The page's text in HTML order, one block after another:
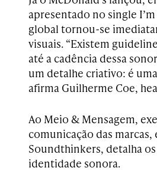
apresentado no single
global tornou-se
visuais. “Existem
até a cadência dessa
um detalhe criativo: é
afirma Guilherme Coe,
Ao Meio & Mensagem,
comunicação das
Soundthinkers, detalha
identidade sonora.